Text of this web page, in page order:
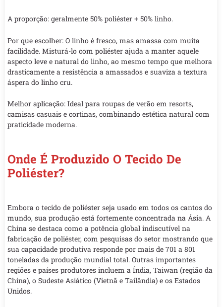
A proporção: geralmente 50% poliéster + 50% linho.
Por que escolher: O linho é fresco, mas amassa com muita
facilidade. Misturá-lo com poliéster ajuda a manter aquele
aspecto leve e natural do linho, ao mesmo tempo que melhora
drasticamente a resistência a amassados e suaviza a textura
áspera do linho cru.
Melhor aplicação: Ideal para roupas de verão em resorts,
camisas casuais e cortinas, combinando estética natural com
praticidade moderna.
Onde É Produzido O Tecido De
Poliéster?
Embora o tecido de poliéster seja usado em todos os cantos do
mundo, sua produção está fortemente concentrada na Ásia. A
China se destaca como a potência global indiscutível na
fabricação de poliéster, com pesquisas do setor mostrando que
sua capacidade produtiva responde por mais de 701 a 801
toneladas da produção mundial total. Outras importantes
regiões e países produtores incluem a Índia, Taiwan (região da
China), o Sudeste Asiático (Vietnã e Tailândia) e os Estados
Unidos.